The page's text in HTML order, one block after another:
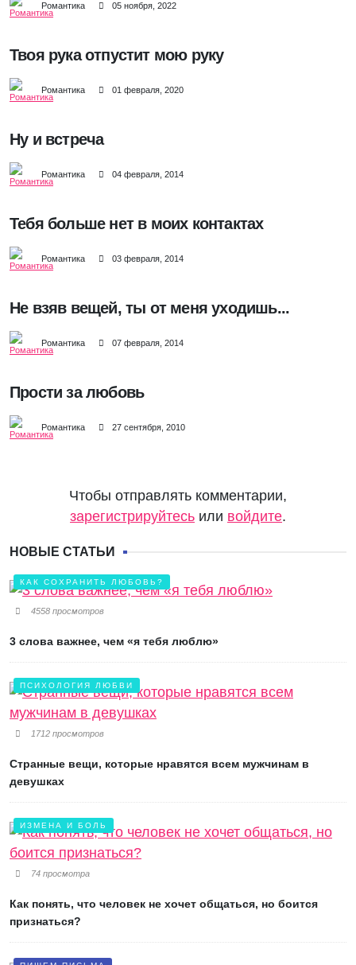
Романтика 05 ноября, 2022
Твоя рука отпустит мою руку
Романтика 01 февраля, 2020
Ну и встреча
Романтика 04 февраля, 2014
Тебя больше нет в моих контактах
Романтика 03 февраля, 2014
Не взяв вещей, ты от меня уходишь...
Романтика 07 февраля, 2014
Прости за любовь
Романтика 27 сентября, 2010
Чтобы отправлять комментарии,
зарегистрируйтесь или войдите.
НОВЫЕ СТАТЬИ
КАК СОХРАНИТЬ ЛЮБОВЬ?
4558 просмотров
3 слова важнее, чем «я тебя люблю»
ПСИХОЛОГИЯ ЛЮБВИ
1712 просмотров
Странные вещи, которые нравятся всем мужчинам в
девушках
ИЗМЕНА И БОЛЬ
74 просмотра
Как понять, что человек не хочет общаться, но боится
признаться?